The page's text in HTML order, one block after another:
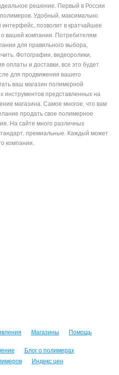
решение. Первый в России
Удобный, максимально
позволит в кратчайшее
вашей компании. Потребителям
для правильного выбора,
Фотографии, видеоролики,
оплаты и доставки, все это будет
для продвижения вашего
ваш магазин полимерной
инструментов представленных на
магазина. Самое многое, что вам
продать свое полимерное
На сайте много различных
премиальные. Каждый может
компании.
Магазины Помощь
Блог о полимерах
Индекс цен